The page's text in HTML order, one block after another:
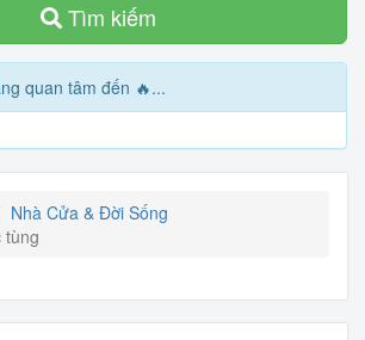
Tìm kiếm
quan tâm đến 🔥...
Nhà Cửa & Đời Sống
tùng